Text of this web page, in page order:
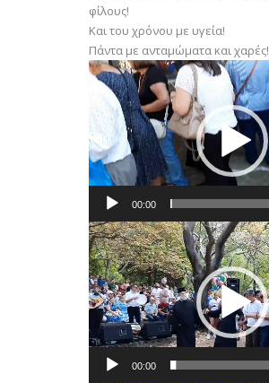
φίλους!
Και του χρόνου με υγεία!
Πάντα με ανταμώματα και χαρές!
Πρόγραμμα
Αναπαραγωγής
Βίντεο
00:00
Πρόγραμμα
Αναπαραγωγής
Βίντεο
00:00